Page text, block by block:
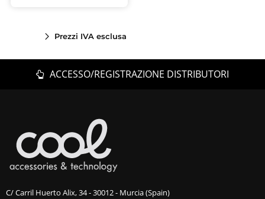
Prezzi IVA esclusa
ACCESSO/REGISTRAZIONE DISTRIBUTORI
C/ Carril Huerto Alix, 34 - 30012 - Murcia (Spain)